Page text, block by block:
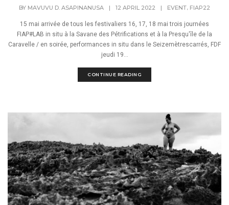
BY MAVUVU D. ASAPINANUSA | 12 APRIL 2022 | EVENT, FIAP22
15 mai arrivée de tous les festivaliers 16, 17, 18 mai trois journées
FIAP#LAB in situ à la Savane des Pétrifications et à la Presqu'île de la
Caravelle / en soirée, performances in situ dans le Seizemètrescarrés, FDF
jeudi 19...
CONTINUE READING